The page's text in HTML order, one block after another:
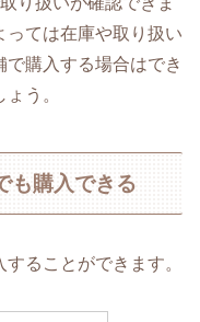
っては在庫や取り扱い
購入する場合はでき
う。
も購入できる
ることができます。